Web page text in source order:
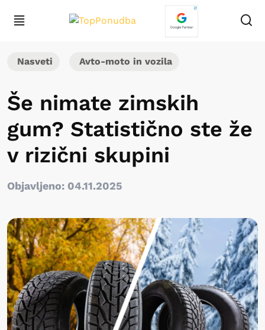
Nasveti Avto-moto in vozila
Še nimate zimskih
gum? Statistično ste že
v rizični skupini
Objavljeno: 04.11.2025